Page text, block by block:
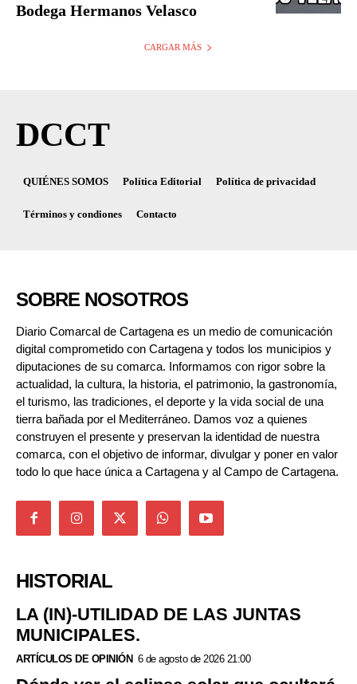
Bodega Hermanos Velasco
CARGAR MÁS
DCCT
QUIÉNES SOMOS Política Editorial Política de privacidad
Términos y condiones Contacto
SOBRE NOSOTROS
Diario Comarcal de Cartagena es un medio de comunicación
digital comprometido con Cartagena y todos los municipios y
diputaciones de su comarca. Informamos con rigor sobre la
actualidad, la cultura, la historia, el patrimonio, la gastronomía,
el turismo, las tradiciones, el deporte y la vida social de una
tierra bañada por el Mediterráneo. Damos voz a quienes
construyen el presente y preservan la identidad de nuestra
comarca, con el objetivo de informar, divulgar y poner en valor
todo lo que hace única a Cartagena y al Campo de Cartagena.
HISTORIAL
LA (IN)-UTILIDAD DE LAS JUNTAS
MUNICIPALES.
ARTÍCULOS DE OPINIÓN 6 de agosto de 2026 21:00